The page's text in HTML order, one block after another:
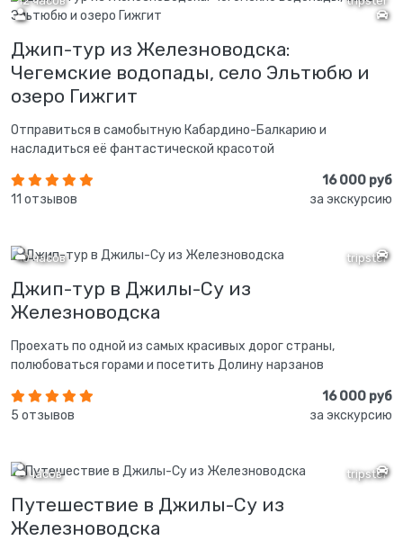
Джип-тур из Железноводска:
Чегемские водопады, село Эльтюбю и
озеро Гижгит
Отправиться в самобытную Кабардино-Балкарию и
насладиться её фантастической красотой
11 отзывов
16 000 руб
за экскурсию
tripster
10 часов
Джип-тур в Джилы-Су из
Железноводска
Проехать по одной из самых красивых дорог страны,
полюбоваться горами и посетить Долину нарзанов
5 отзывов
16 000 руб
за экскурсию
tripster
8 часов
Путешествие в Джилы-Су из
Железноводска